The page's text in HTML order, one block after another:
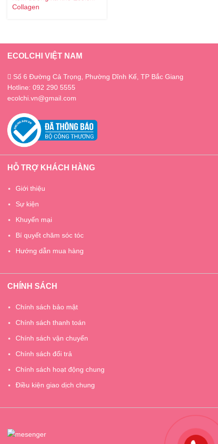
Collagen
ECOLCHI VIỆT NAM
Số 6 Đường Cả Trọng, Phường Dĩnh Kế, TP Bắc Giang
Hotline: 092 290 5555
ecolchi.vn@gmail.com
HỖ TRỢ KHÁCH HÀNG
Giới thiệu
Sự kiện
Khuyến mại
Bí quyết chăm sóc tóc
Hướng dẫn mua hàng
CHÍNH SÁCH
Chính sách bảo mật
Chính sách thanh toán
Chính sách vận chuyển
Chính sách đổi trả
Chính sách hoạt động chung
Điều kiện giao dịch chung